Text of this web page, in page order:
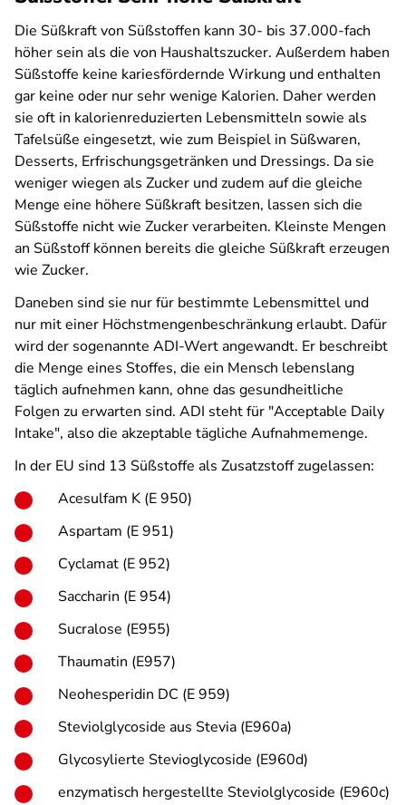
Die Süßkraft von Süßstoffen kann 30- bis 37.000-fach
höher sein als die von Haushaltszucker. Außerdem haben
Süßstoffe keine kariesfördernde Wirkung und enthalten
gar keine oder nur sehr wenige Kalorien. Daher werden
sie oft in kalorienreduzierten Lebensmitteln sowie als
Tafelsüße eingesetzt, wie zum Beispiel in Süßwaren,
Desserts, Erfrischungsgetränken und Dressings. Da sie
weniger wiegen als Zucker und zudem auf die gleiche
Menge eine höhere Süßkraft besitzen, lassen sich die
Süßstoffe nicht wie Zucker verarbeiten. Kleinste Mengen
an Süßstoff können bereits die gleiche Süßkraft erzeugen
wie Zucker.
Daneben sind sie nur für bestimmte Lebensmittel und
nur mit einer Höchstmengenbeschränkung erlaubt. Dafür
wird der sogenannte ADI-Wert angewandt. Er beschreibt
die Menge eines Stoffes, die ein Mensch lebenslang
täglich aufnehmen kann, ohne das gesundheitliche
Folgen zu erwarten sind. ADI steht für "Acceptable Daily
Intake", also die akzeptable tägliche Aufnahmemenge.
In der EU sind 13 Süßstoffe als Zusatzstoff zugelassen:
Acesulfam K (E 950)
Aspartam (E 951)
Cyclamat (E 952)
Saccharin (E 954)
Sucralose (E955)
Thaumatin (E957)
Neohesperidin DC (E 959)
Steviolglycoside aus Stevia (E960a)
Glycosylierte Stevioglycoside (E960d)
enzymatisch hergestellte Steviolglycoside (E960c)